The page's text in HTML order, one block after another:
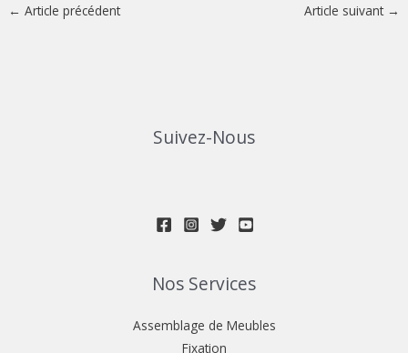
← Article précédent Article suivant →
Suivez-Nous
Nos Services
Assemblage de Meubles
Fixation